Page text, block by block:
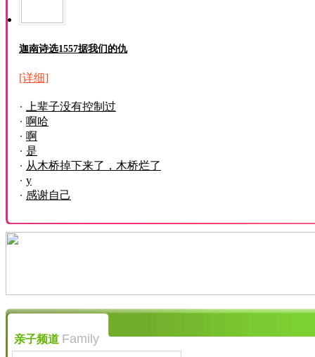
迦南诗选1557据我们的仇
[详细]
上辈子没有控制过
啊哈
啊
是
从木桥掉下来了，木桥烂了
y
感谢自己
亲子频道 Family